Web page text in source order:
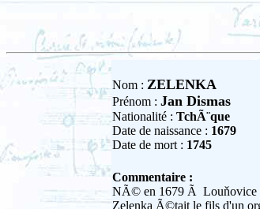
Nom : ZELENKA
Prénom : Jan Dismas
Nationalité : TchÃ¨que
Date de naissance : 1679
Date de mort : 1745
Commentaire :
NÃ© en 1679 Ã Louňovice
Zelenka Ã©tait le fils d'un